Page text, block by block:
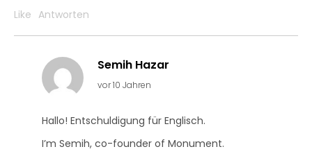
Like Antworten
Semih Hazar
vor 10 Jahren
Hallo! Entschuldigung für Englisch.
I’m Semih, co-founder of Monument.